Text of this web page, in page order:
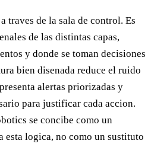
traves de la sala de control. Es
de las distintas capas,
y donde se toman decisiones
bien disenada reduce el ruido
alertas priorizadas y
para justificar cada accion.
se concibe como un
esta logica, no como un sustituto